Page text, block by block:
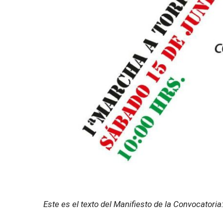
Este es el texto del Manifiesto de la Convocatoria: